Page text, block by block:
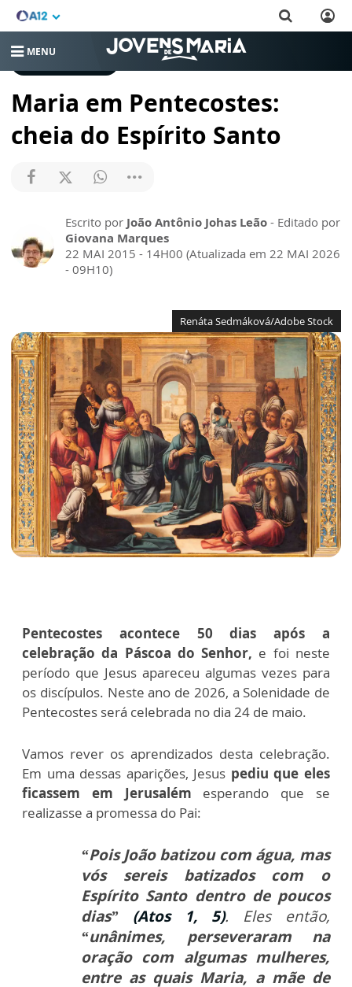
MENU
Maria em Pentecostes:
cheia do Espírito Santo
Escrito por João Antônio Johas Leão - Editado por
Giovana Marques
22 MAI 2015 - 14H00 (Atualizada em 22 MAI 2026
- 09H10)
Renáta Sedmáková/Adobe Stock
Pentecostes acontece 50 dias após a
celebração da Páscoa do Senhor, e foi neste
período que Jesus apareceu algumas vezes para
os discípulos. Neste ano de 2026, a Solenidade de
Pentecostes será celebrada no dia 24 de maio.
Vamos rever os aprendizados desta celebração.
Em uma dessas aparições, Jesus pediu que eles
ficassem em Jerusalém esperando que se
realizasse a promessa do Pai:
“Pois João batizou com água, mas
vós sereis batizados com o
Espírito Santo dentro de poucos
dias”
(Atos 1, 5). Eles então,
“unânimes, perseveraram na
oração com algumas mulheres,
entre as quais Maria, a mãe de